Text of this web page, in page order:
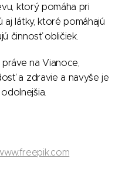
ktorý pomáha pri
aj látky, ktoré pomáhajú
činnosť obličiek.
na Vianoce,
a zdravie a navyše je